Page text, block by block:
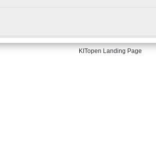
KITopen Landing Page